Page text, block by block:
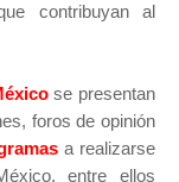
contribuyan al
se presentan
foros de opinión
a realizarse
entre ellos